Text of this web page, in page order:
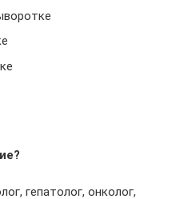
гепатолог, онколог,